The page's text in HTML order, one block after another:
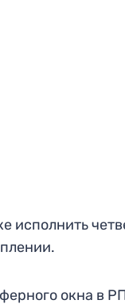
исполнить
окна в